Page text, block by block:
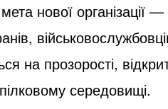
нової організації
прозорості,
середовищі.